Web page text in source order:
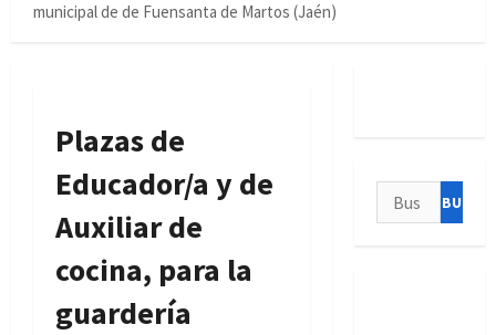
municipal de de Fuensanta de Martos (Jaén)
Plazas de
Educador/a y de
Auxiliar de
cocina, para la
guardería
Buscar: